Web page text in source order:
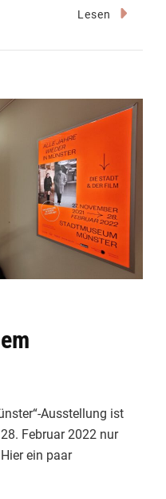
Ausstellung
März
Verlängert
Lesen
Ausstellung ist
Februar 2022 nur
ein paar